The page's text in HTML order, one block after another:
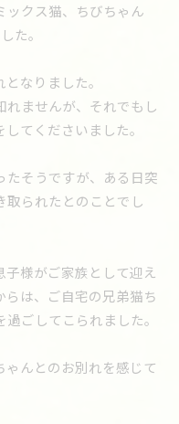
ックス猫、ちびちゃん
た。
なりました。
れませんが、それでもし
てくださいました。
たそうですが、ある日突
られたとのことでし
様がご家族として迎え
は、ご自宅の兄弟猫ち
ごしてこられました。
んとのお別れを感じて